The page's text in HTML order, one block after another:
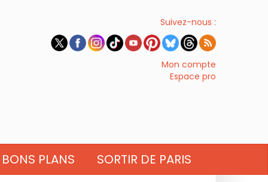
Suivez-nous :
Mon compte
Espace pro
BONS PLANS SORTIR DE PARIS